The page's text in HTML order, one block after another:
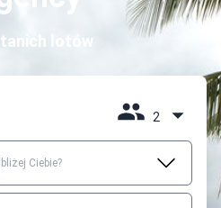
lotów
2